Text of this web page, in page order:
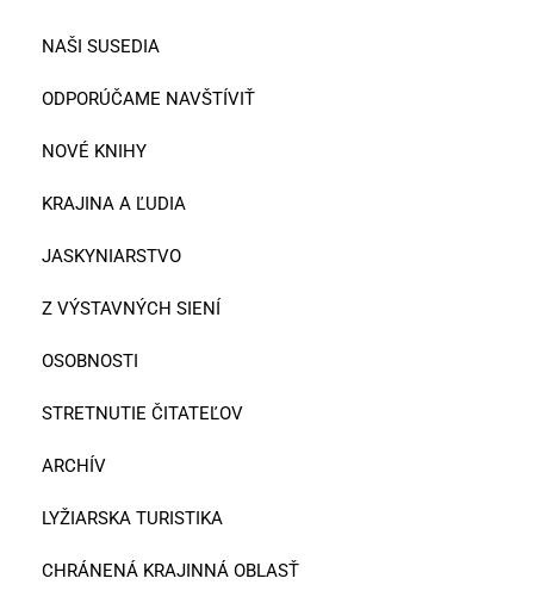
NAŠI SUSEDIA
ODPORÚČAME NAVŠTÍVIŤ
NOVÉ KNIHY
KRAJINA A ĽUDIA
JASKYNIARSTVO
Z VÝSTAVNÝCH SIENÍ
OSOBNOSTI
STRETNUTIE ČITATEĽOV
ARCHÍV
LYŽIARSKA TURISTIKA
CHRÁNENÁ KRAJINNÁ OBLASŤ